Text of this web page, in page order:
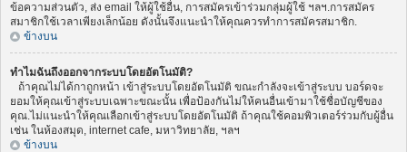
ข้อความส่วนตัว, ส่ง email ให้ผู้ใช้อื่น, การสมัครเข้าร่วมกลุ่มผู้ใช้ ฯลฯ.การสมัคร
สมาชิกใช้เวลาเพียงเล็กน้อย ดังนั้นจึงแนะนำให้คุณควรทำการสมัครสมาชิก.
ข้างบน
ทำไมฉันถึงออกจากระบบโดยอัตโนมัติ?
ถ้าคุณไม่ได้กาถูกหน้า เข้าสู่ระบบโดยอัตโนมัติ ขณะกำลังจะเข้าสู่ระบบ บอร์ดจะ
ยอมให้คุณเข้าสู่ระบบเฉพาะขณะนั้น เพื่อป้องกันไม่ให้คนอื่นเข้ามาใช้ชื่อบัญชีของ
คุณ.ไม่แนะนำให้คุณเลือกเข้าสู่ระบบโดยอัตโนมัติ ถ้าคุณใช้คอมพิวเตอร์ร่วมกับผู้อื่น
เช่น ในห้องสมุด, internet cafe, มหาวิทยาลัย, ฯลฯ
ข้างบน